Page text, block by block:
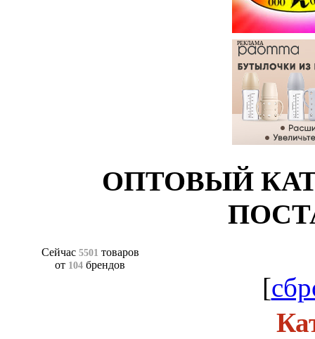
РЕКЛАМА
ОПТОВЫЙ
Сейчас 5501 товаров
от 104 брендов
[